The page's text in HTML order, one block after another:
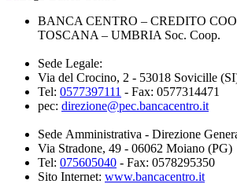
BANCA CENTRO – CREDITO
TOSCANA – UMBRIA Soc. Coop.
Sede Legale:
Via del Crocino, 2 - 53018 Sovicille
Tel: 0577397111 - Fax: 0577314471
pec: direzione@pec.bancacentro.it
Sede Amministrativa - Direzione
Via Stradone, 49 - 06062 Moiano (PG)
Tel: 075605040 - Fax: 0578295350
Sito Internet: www.bancacentro.it